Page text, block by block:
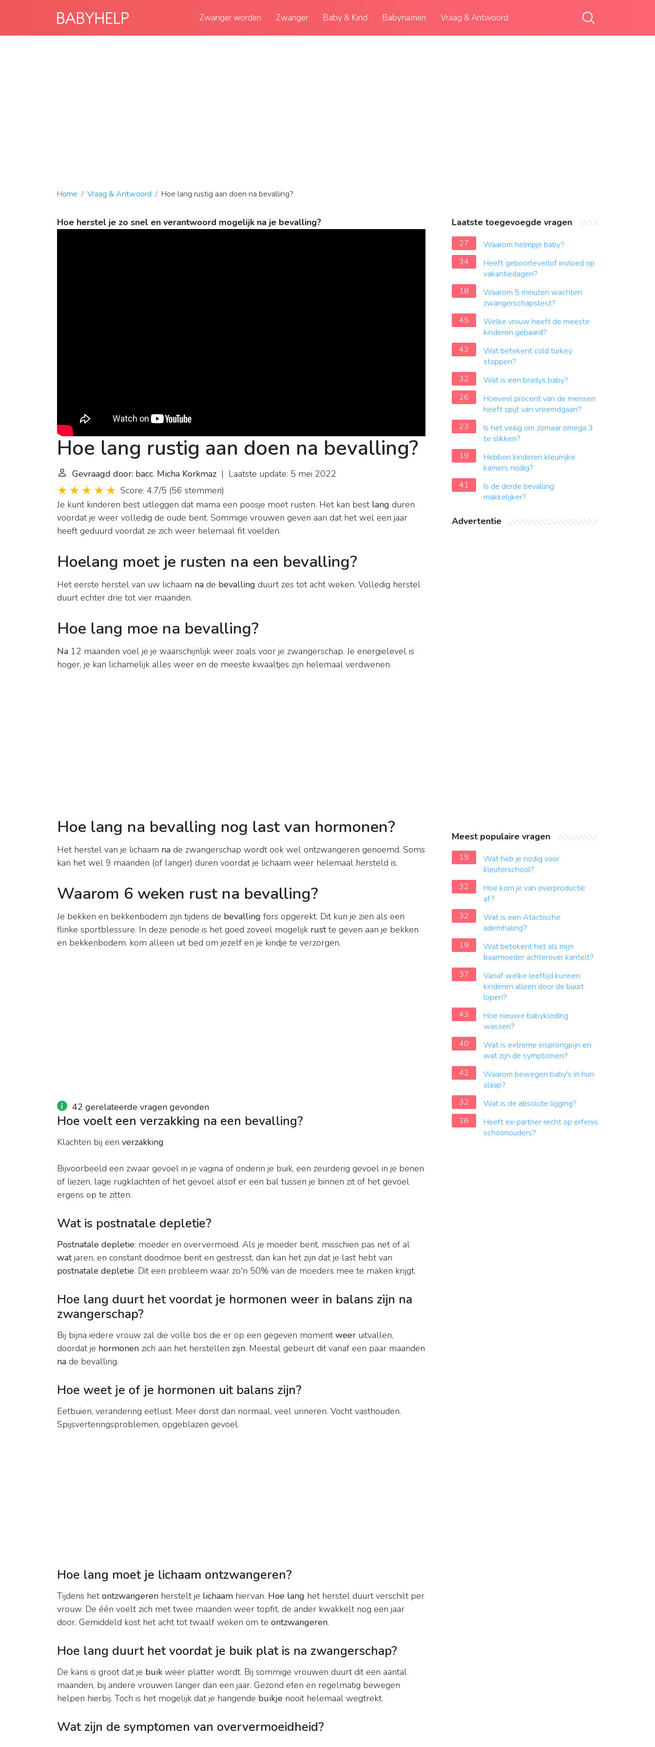
Zwanger worden Zwanger Baby & Kind Babynamen Vraag & Antwoord
Home Vraag & Antwoord Hoe lang rustig aan doen na bevalling?
Hoe herstel je zo snel en verantwoord mogelijk na je bevalling?
Hoe lang rustig aan doen na bevalling?
Gevraagd door: bacc. Micha Korkmaz | Laatste update: 5 mei 2022
Score: 4.7/5 (56 stemmen)
Je kunt kinderen best uitleggen dat mama een poosje moet rusten. Het kan best lang duren
voordat je weer volledig de oude bent. Sommige vrouwen geven aan dat het wel een jaar
heeft geduurd voordat ze zich weer helemaal fit voelden.
Hoelang moet je rusten na een bevalling?
Het eerste herstel van uw lichaam na de bevalling duurt zes tot acht weken. Volledig herstel
duurt echter drie tot vier maanden.
Hoe lang moe na bevalling?
Na 12 maanden voel je je waarschijnlijk weer zoals voor je zwangerschap. Je energielevel is
hoger, je kan lichamelijk alles weer en de meeste kwaaltjes zijn helemaal verdwenen.
Hoe lang na bevalling nog last van hormonen?
Het herstel van je lichaam na de zwangerschap wordt ook wel ontzwangeren genoemd. Soms
kan het wel 9 maanden (of langer) duren voordat je lichaam weer helemaal hersteld is.
Waarom 6 weken rust na bevalling?
Je bekken en bekkenbodem zijn tijdens de bevalling fors opgerekt. Dit kun je zien als een
flinke sportblessure. In deze periode is het goed zoveel mogelijk rustte geven aan je bekken
en bekkenbodem. kom alleen uit bed om jezelf en je kindje te verzorgen.
42 gerelateerde vragen gevonden
Hoe voelt een verzakking na een bevalling?
Klachten bij een verzakking
Bijvoorbeeld een zwaar gevoel in je vagina of onderin je buik, een zeurderig gevoel in je benen
of liezen, lage rugklachten of het gevoel alsof er een bal tussen je binnen zit of het gevoel
ergens op te zitten.
Wat is postnatale depletie?
Postnatale depletie: moeder en oververmoeid. Als je moeder bent, misschien pas net of al
watjaren, en constant doodmoe bent en gestresst, dan kan het zijn dat je last hebt van
postnatale depletie. Dit een probleem waar zo'n 50% van de moeders mee te maken krijgt.
Hoe lang duurt het voordat je hormonen weer in balans zijn na
zwangerschap?
Bij bijna iedere vrouw zal die volle bos die er op een gegeven momentweer uitvallen,
doordat je hormonen zich aan het herstellen zijn. Meestal gebeurt dit vanaf een paar maanden
na de bevalling.
Hoe weet je of je hormonen uit balans zijn?
Eetbuien, verandering eetlust. Meer dorst dan normaal, veel urineren. Vocht vasthouden.
Spijsverteringsproblemen, opgeblazen gevoel.
Hoe lang moet je lichaam ontzwangeren?
Tijdens hetontzwangeren herstelt je lichaam hiervan. Hoe lang het herstel duurt verschilt per
vrouw. De één voelt zich met twee maanden weer topfit, de ander kwakkelt nog een jaar
door. Gemiddeld kost het acht tot twaalf weken om te ontzwangeren.
Hoe lang duurt het voordat je buik plat is na zwangerschap?
De kans is groot dat je buik weer platter wordt. Bij sommige vrouwen duurt dit een aantal
maanden, bij andere vrouwen langer dan een jaar. Gezond eten en regelmatig bewegen
helpen hierbij. Toch is het mogelijk dat je hangende buikje nooit helemaal wegtrekt.
Wat zijn de symptomen van oververmoeidheid?
Laatste toegevoegde vragen
27
Waarom helmpje baby?
34
Heeft geboorteverlof invloed op
vakantiedagen?
18
Waarom 5 minuten wachten
zwangerschapstest?
45
Welke vrouw heeft de meeste
kinderen gebaard?
43
Wat betekent cold turkey
stoppen?
32
Wat is een bradys baby?
26
Hoeveel procent van de mensen
heeft spijt van vreemdgaan?
23
Is het veilig om zomaar omega 3
te slikken?
19
Hebben kinderen kleurrijke
kamers nodig?
41
Is de derde bevalling
makkelijker?
Advertentie
Meest populaire vragen
15
Wat heb je nodig voor
kleuterschool?
32
Hoe kom je van overproductie
af?
32
Wat is een Atactische
ademhaling?
19
Wat betekent het als mijn
baarmoeder achterover kantelt?
37
Vanaf welke leeftijd kunnen
kinderen alleen door de buurt
lopen?
43
Hoe nieuwe babykleding
wassen?
40
Wat is extreme eisprongpijn en
wat zijn de symptomen?
42
Waarom bewegen baby's in hun
slaap?
32
Wat is de absolute ligging?
36
Heeft ex-partner recht op erfenis
schoonouders?